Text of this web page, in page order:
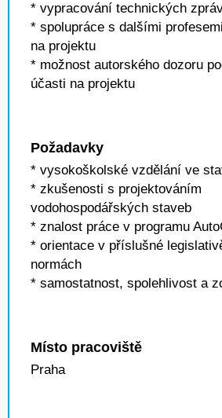
* vypracování technických
* spolupráce s dalšími
na projektu
* možnost autorského dozoru
účasti na projektu
Požadavky
* vysokoškolské vzdělání ve
* zkušenosti s projektováním
vodohospodářských staveb
* znalost práce v programu
* orientace v příslušné
normách
* samostatnost, spolehlivost a
Místo pracoviště
Praha